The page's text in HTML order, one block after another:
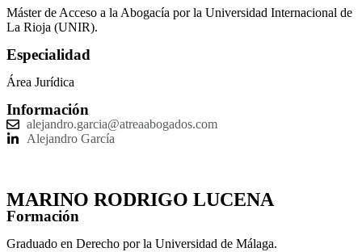
Máster de Acceso a la Abogacía por la Universidad Internacional de
La Rioja (UNIR).
Especialidad
Área Jurídica
Información
alejandro.garcia@atreaabogados.com
Alejandro García
MARINO RODRIGO LUCENA
Formación
Graduado en Derecho por la Universidad de Málaga.